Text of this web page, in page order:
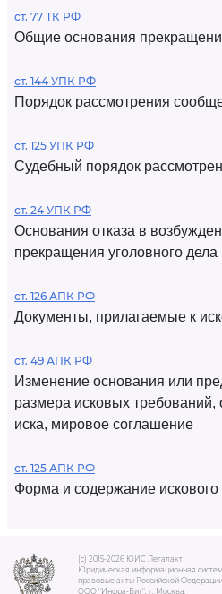
ст. 77 ТК РФ
Общие основания
ст. 144 УПК РФ
Порядок рассмотрения
ст. 125 УПК РФ
Судебный порядок
ст. 24 УПК РФ
Основания отказа в
прекращения уголовного дела
ст. 126 АПК РФ
Документы, прилагаемые к
ст. 49 АПК РФ
Изменение основания или
размера исковых требований,
иска, мировое соглашение
ст. 125 АПК РФ
Форма и содержание искового
(c) 2015-2026 ЮИС Легалакт
Юридическая информационная
правовые акты Российской
ООО "Инфра-Бит", г. Москва.